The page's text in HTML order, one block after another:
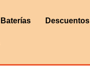
Baterías Descuentos